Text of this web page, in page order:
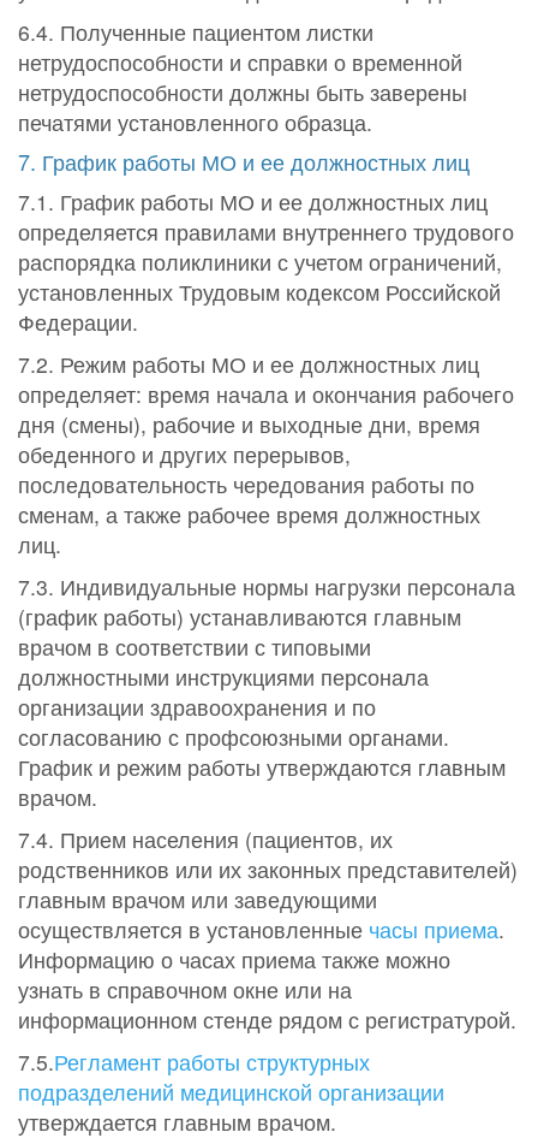
6.4. Полученные пациентом листки
нетрудоспособности и справки о временной
нетрудоспособности должны быть заверены
печатями установленного образца.
7. График работы МО и ее должностных лиц
7.1. График работы МО и ее должностных лиц
определяется правилами внутреннего трудового
распорядка поликлиники с учетом ограничений,
установленных Трудовым кодексом Российской
Федерации.
7.2. Режим работы МО и ее должностных лиц
определяет: время начала и окончания рабочего
дня (смены), рабочие и выходные дни, время
обеденного и других перерывов,
последовательность чередования работы по
сменам, а также рабочее время должностных
лиц.
7.3. Индивидуальные нормы нагрузки персонала
(график работы) устанавливаются главным
врачом в соответствии с типовыми
должностными инструкциями персонала
организации здравоохранения и по
согласованию с профсоюзными органами.
График и режим работы утверждаются главным
врачом.
7.4. Прием населения (пациентов, их
родственников или их законных представителей)
главным врачом или заведующими
осуществляется в установленные часы приема.
Информацию о часах приема также можно
узнать в справочном окне или на
информационном стенде рядом с регистратурой.
7.5.Регламент работы структурных
подразделений медицинской организации
утверждается главным врачом.